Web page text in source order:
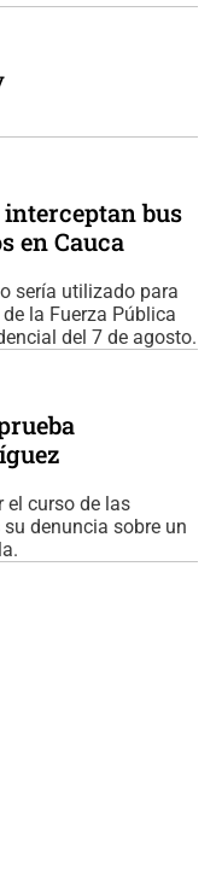
bus
en Cauca
sería utilizado para
la Fuerza Pública
del 7 de agosto.
el curso de las
denuncia sobre un